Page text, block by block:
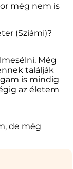
még nem is
(Sziámi)?
Még
találják
is mindig
az életem
de még